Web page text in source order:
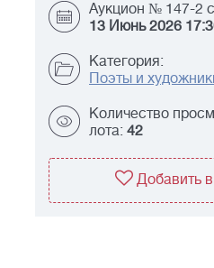
Аукцион № 147-2
13 Июнь 2026
Категория:
Поэты и
Количество
лота: 42
Добавить